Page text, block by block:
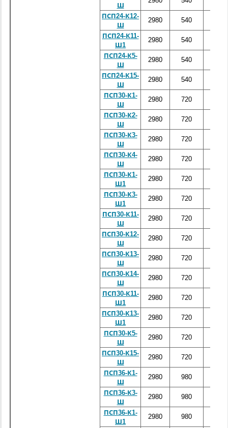
Ш
ПСП24-К12-
Ш
2980 540
ПСП24-К11-
Ш1
2980 540
ПСП24-К5-
Ш
2980 540
ПСП24-К15-
Ш
2980 540
ПСП30-К1-
Ш
2980 720
ПСП30-К2-
Ш
2980 720
ПСП30-К3-
Ш
2980 720
ПСП30-К4-
Ш
2980 720
ПСП30-К1-
Ш1
2980 720
ПСП30-К3-
Ш1
2980 720
ПСП30-К11-
Ш
2980 720
ПСП30-К12-
Ш
2980 720
ПСП30-К13-
Ш
2980 720
ПСП30-К14-
Ш
2980 720
ПСП30-К11-
Ш1
2980 720
ПСП30-К13-
Ш1
2980 720
ПСП30-К5-
Ш
2980 720
ПСП30-К15-
Ш
2980 720
ПСП36-К1-
Ш
2980 980
ПСП36-К3-
Ш
2980 980
ПСП36-К1-
Ш1
2980 980